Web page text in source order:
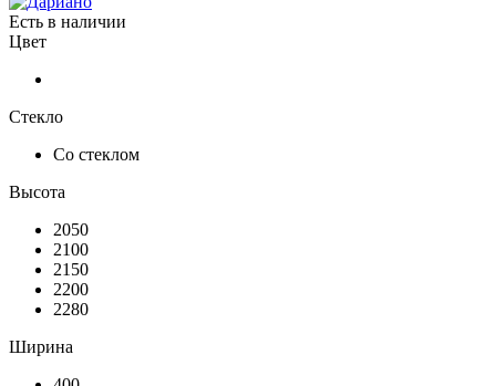
Есть в наличии
Цвет
Стекло
Со стеклом
Высота
2050
2100
2150
2200
2280
Ширина